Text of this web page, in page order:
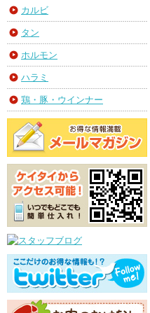
カルビ
タン
ホルモン
ハラミ
鶏・豚・ウインナー